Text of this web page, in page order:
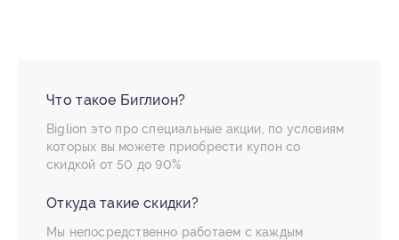
Что такое Биглион?
Biglion это про специальные акции, по условиям
которых вы можете приобрести купон со
скидкой от 50 до 90%
Откуда такие скидки?
Мы непосредственно работаем с каждым